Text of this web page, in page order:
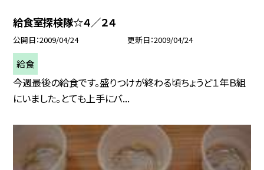
給食室探検隊☆４／２４
公開日 2009/04/24 更新日 2009/04/24
給食
今週最後の給食です。盛りつけが終わる頃ちょうど１年Ｂ組
にいました。とても上手にバ...